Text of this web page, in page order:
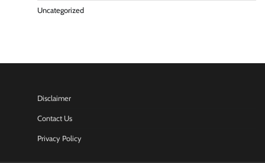
Uncategorized
Disclaimer
Contact Us
Privacy Policy